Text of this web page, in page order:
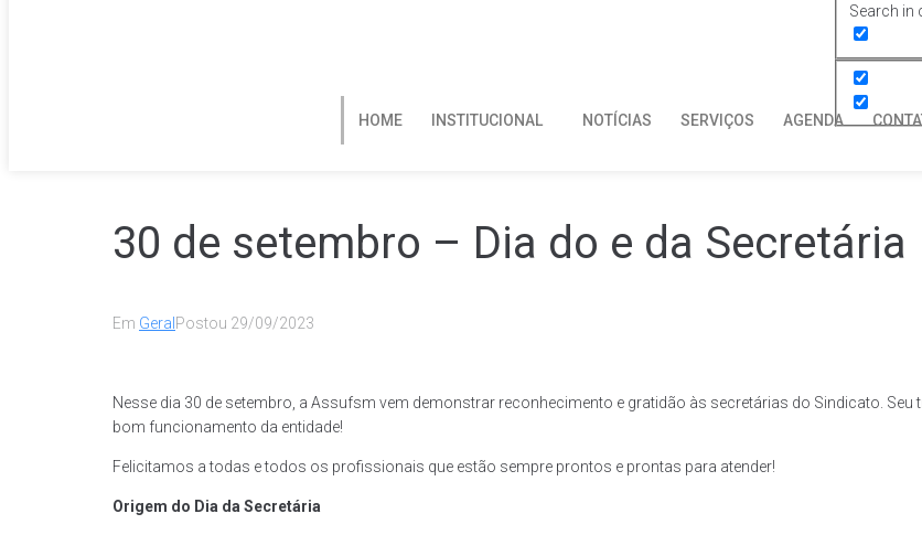
Search in
HOME INSTITUCIONAL NOTÍCIAS SERVIÇOS AGENDA
30 de setembro – Dia do e da Secretária
Em Geral Postou 29/09/2023
Nesse dia 30 de setembro, a Assufsm vem demonstrar reconhecimento e gratidão às secretárias do Sindicato.
bom funcionamento da entidade!
Felicitamos a todas e todos os profissionais que estão sempre prontos e prontas para atender!
Origem do Dia da Secretária